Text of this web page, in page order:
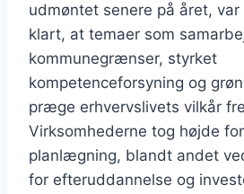
udmøntet senere på året,
klart, at temaer som
kommunegrænser, styrket
kompetenceforsyning og
præge erhvervslivets vilkår
Virksomhederne tog højde
planlægning, blandt andet
for efteruddannelse og